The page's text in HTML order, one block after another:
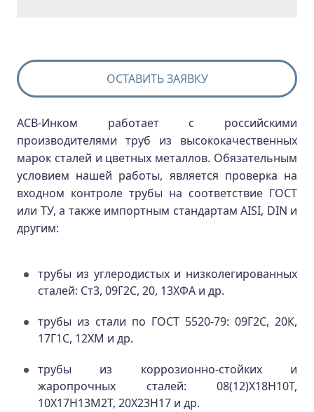
ОСТАВИТЬ ЗАЯВКУ
АСВ-Инком работает с российскими
производителями труб из высококачественных
марок сталей и цветных металлов. Обязательным
условием нашей работы, является проверка на
входном контроле трубы на соответствие ГОСТ
или ТУ, а также импортным стандартам AISI, DIN и
другим:
трубы из углеродистых и низколегированных
сталей: Ст3, 09Г2С, 20, 13ХФА и др.
трубы из стали по ГОСТ 5520-79: 09Г2С, 20К,
17Г1С, 12ХМ и др.
трубы из коррозионно-стойких и
жаропрочных сталей: 08(12)Х18Н10Т,
10Х17Н13М2Т, 20Х23Н17 и др.